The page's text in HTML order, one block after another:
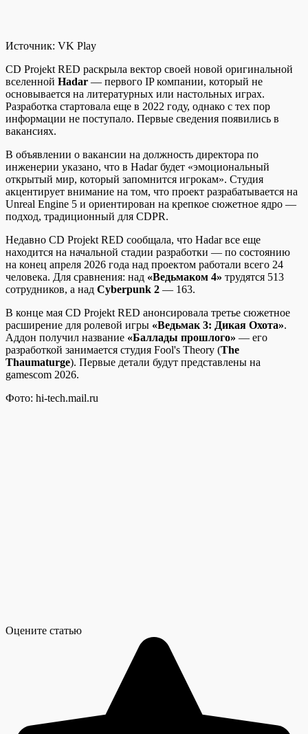
Источник: VK Play
CD Projekt RED раскрыла вектор своей новой оригинальной
вселенной Hadar — первого IP компании, который не
основывается на литературных или настольных играх.
Разработка стартовала еще в 2022 году, однако с тех пор
информации не поступало. Первые сведения появились в
вакансиях.
В объявлении о вакансии на должность директора по
инженерии указано, что в Hadar будет «эмоциональный
открытый мир, который запомнится игрокам». Студия
акцентирует внимание на том, что проект разрабатывается на
Unreal Engine 5 и ориентирован на крепкое сюжетное ядро —
подход, традиционный для CDPR.
Недавно CD Projekt RED сообщала, что Hadar все еще
находится на начальной стадии разработки — по состоянию
на конец апреля 2026 года над проектом работали всего 24
человека. Для сравнения: над «Ведьмаком 4» трудятся 513
сотрудников, а над Cyberpunk 2 — 163.
В конце мая CD Projekt RED анонсировала третье сюжетное
расширение для ролевой игры «Ведьмак 3: Дикая Охота».
Аддон получил название «Баллады прошлого» — его
разработкой занимается студия Fool's Theory (The
Thaumaturge). Первые детали будут представлены на
gamescom 2026.
Фото: hi-tech.mail.ru
Оцените статью